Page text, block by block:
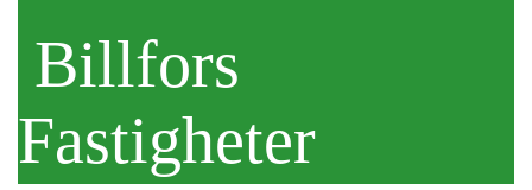
Billfors
Fastigheter